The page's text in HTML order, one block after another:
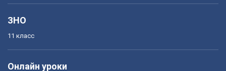
ЗНО
11 класс
Онлайн уроки